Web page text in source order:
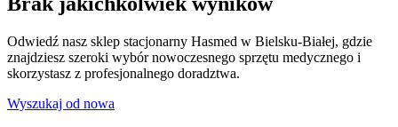
Odwiedź nasz sklep stacjonarny Hasmed w Bielsku-Białej, gdzie
znajdziesz szeroki wybór nowoczesnego sprzętu medycznego i
skorzystasz z profesjonalnego doradztwa.
Wyszukaj od nowa